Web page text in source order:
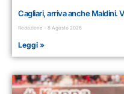
Cagliari, arriva anche Maldini.
Redazione 8 Agosto 2026
Leggi »